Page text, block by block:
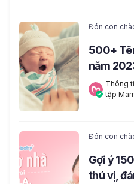
Đón con
500+
năm
Thông
tập
Đón con
Gợi ý
thú vị,